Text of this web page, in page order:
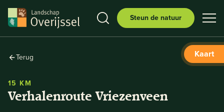
Steun de natuur
Kaart
Terug
15 KM
Verhalenroute Vriezenveen